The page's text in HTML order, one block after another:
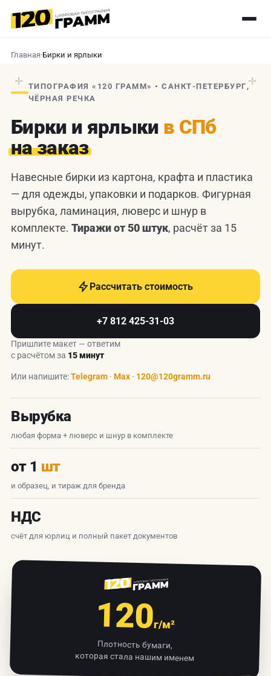
Главная·Бирки и ярлыки
✛ ✛
ТИПОГРАФИЯ «120 ГРАММ» • САНКТ-ПЕТЕРБУРГ,
ЧЁРНАЯ РЕЧКА
Бирки и ярлыки в СПб
на заказ
Навесные бирки из картона, крафта и пластика
— для одежды, упаковки и подарков. Фигурная
вырубка, ламинация, люверс и шнур в
комплекте. Тиражи от 50 штук, расчёт за 15
минут.
Рассчитать стоимость
+7 812 425-31-03
Пришлите макет — ответим
с расчётом за 15 минут
Или напишите:Telegram · Max · 120@120gramm.ru
Вырубка
любая форма + люверс и шнур в комплекте
от 1 шт
и образец, и тираж для бренда
НДС
счёт для юрлиц и полный пакет документов
120г/м²
Плотность бумаги,
которая стала нашим именем